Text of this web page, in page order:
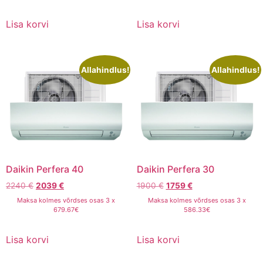
Lisa korvi Lisa korvi
Allahindlus!
Daikin Perfera 40
2240€ 2039€
Maksa kolmes võrdses osas 3 x
679.67€
Lisa korvi
Allahindlus!
Daikin Perfera 30
1900€ 1759€
Maksa kolmes võrdses osas 3 x
586.33€
Lisa korvi